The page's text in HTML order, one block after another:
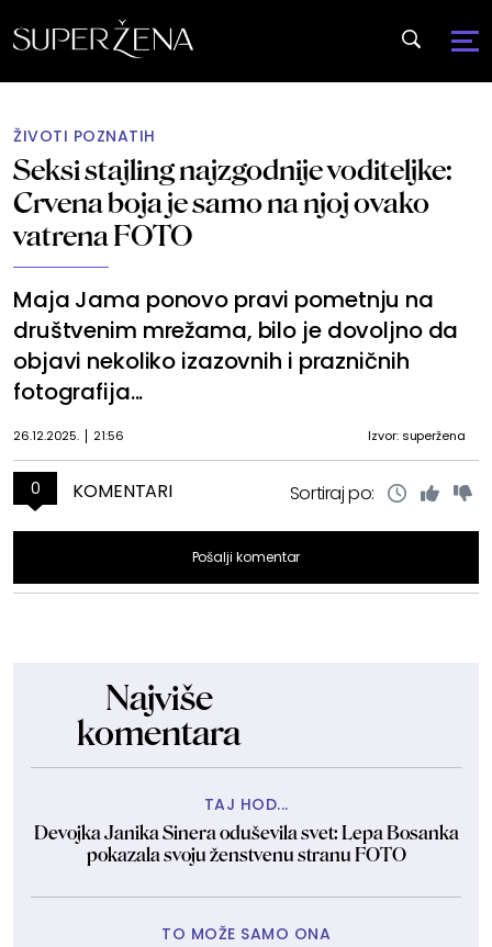
ŽIVOTI POZNATIH
Seksi stajling najzgodnije voditeljke:
Crvena boja je samo na njoj ovako
vatrena FOTO
Maja Jama ponovo pravi pometnju na
društvenim mrežama, bilo je dovoljno da
objavi nekoliko izazovnih i prazničnih
fotografija...
26.12.2025. 21:56 Izvor: superžena
0 KOMENTARI Sortiraj po:
Pošalji komentar
Najviše
komentara
TAJ HOD...
Devojka Janika Sinera oduševila svet: Lepa Bosanka
pokazala svoju ženstvenu stranu FOTO
TO MOŽE SAMO ONA